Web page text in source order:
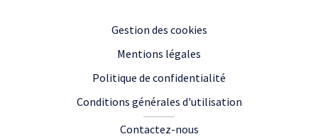
Gestion des cookies
Mentions légales
Politique de confidentialité
Conditions générales d'utilisation
Contactez-nous